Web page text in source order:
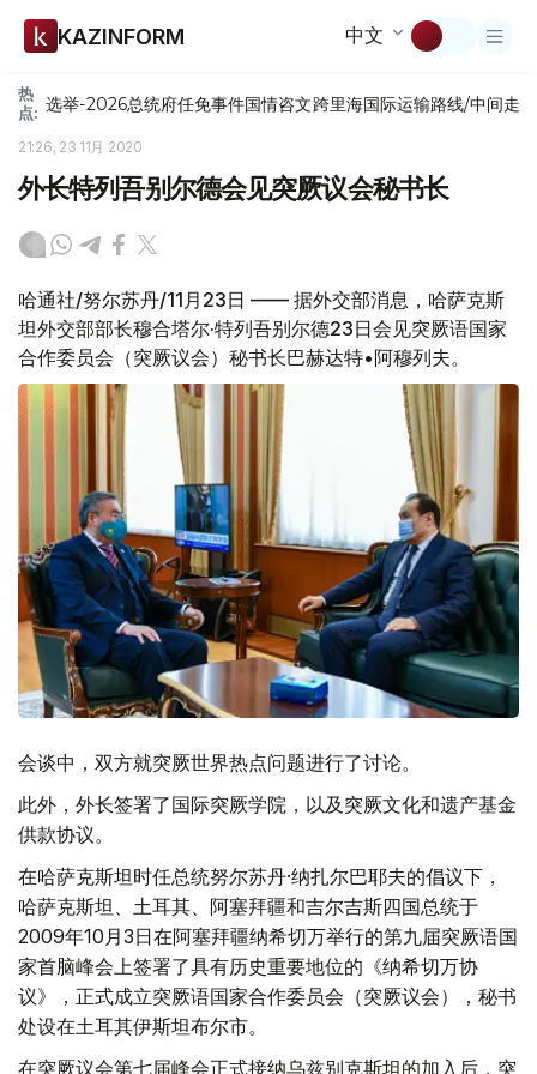
KAZINFORM 中文
热
点: 选举-2026总统府任免事件国情咨文跨里海国际运输路线/中间走廊
21:26, 23 11月 2020
外长特列吾别尔德会见突厥议会秘书长
哈通社/努尔苏丹/11月23日 —— 据外交部消息，哈萨克斯
坦外交部部长穆合塔尔·特列吾别尔德23日会见突厥语国家
合作委员会（突厥议会）秘书长巴赫达特•阿穆列夫。
会谈中，双方就突厥世界热点问题进行了讨论。
此外，外长签署了国际突厥学院，以及突厥文化和遗产基金
供款协议。
在哈萨克斯坦时任总统努尔苏丹·纳扎尔巴耶夫的倡议下，
哈萨克斯坦、土耳其、阿塞拜疆和吉尔吉斯四国总统于
2009年10月3日在阿塞拜疆纳希切万举行的第九届突厥语国
家首脑峰会上签署了具有历史重要地位的《纳希切万协
议》，正式成立突厥语国家合作委员会（突厥议会），秘书
处设在土耳其伊斯坦布尔市。
在突厥议会第七届峰会正式接纳乌兹别克斯坦的加入后，突